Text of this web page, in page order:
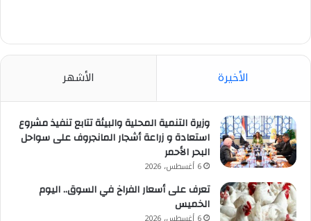
الأخيرة الأشهر
وزيرة التنمية المحلية والبيئة تتابع تنفيذ مشروع
استعادة و زراعة أشجار المانجروف على سواحل
البحر الأحمر
6 أغسطس، 2026
تعرف على أسعار الفراخ في السوق.. اليوم
الخميس